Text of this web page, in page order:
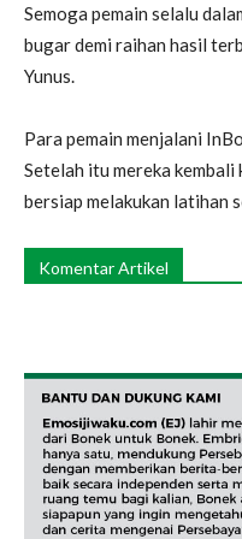
Semoga pemain selalu
bugar demi raihan hasil
Yunus.
Para pemain menjalani
Setelah itu mereka
bersiap melakukan latihan
Komentar Artikel